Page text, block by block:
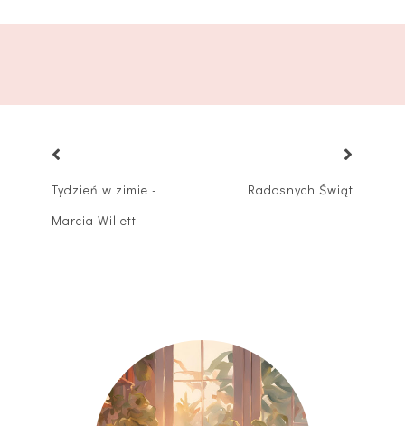
Tydzień w zimie -
Marcia Willett
Radosnych Świąt